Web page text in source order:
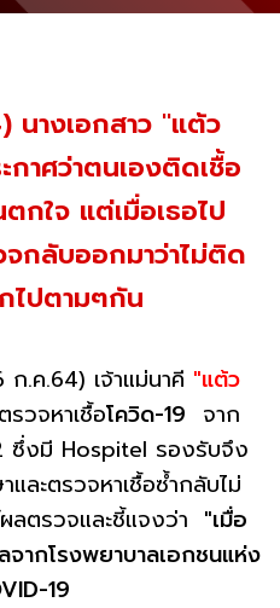
นางเอกสาว "แต้ว
าศว่าตนเองติดเชื้อ
กใจ แต่เมื่อเธอไป
จกลับออกมาว่าไม่ติด
ไปตามๆกัน
.ค.64) เจ้าแม่นาคี "แต้ว
รวจหาเชื้อโควิด-19 จาก
ซึ่งมี Hospitel รองรับจึง
และตรวจหาเชื้อซ้ำกลับไม่
ตรวจและชี้แจงว่า "เมื่อ
จากโรงพยาบาลเอกชนแห่ง
19